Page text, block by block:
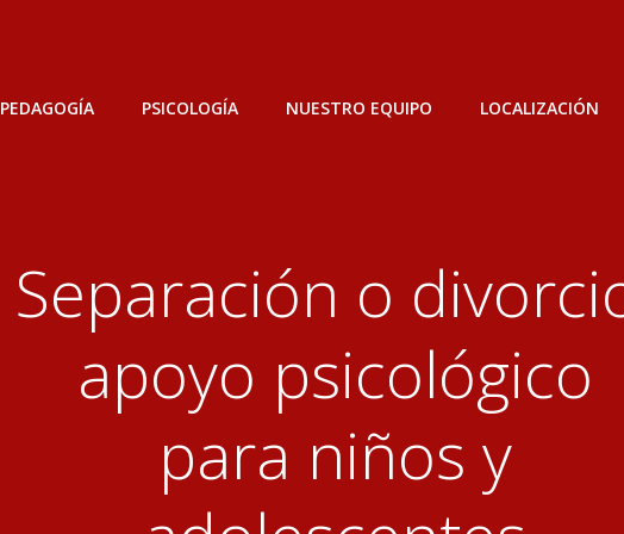
PEDAGOGÍA PSICOLOGÍA NUESTRO EQUIPO LOCALIZACIÓN
Separación o
apoyo psicológico
para niños y